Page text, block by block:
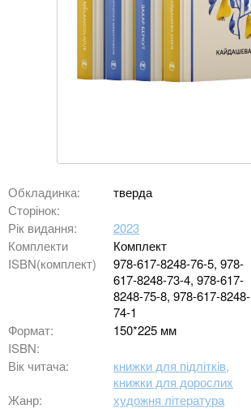
Обкладинка:
тверда
Сторінок:
Рік видання:
2023
Комплекти
Комплект
ISBN(комплект)
978-617-8248-76-5, 978-
617-8248-73-4, 978-617-
8248-75-8, 978-617-8248-
74-1
Формат:
150*225 мм
ISBN:
Вік читача:
книжки для підлітків,
книжки для дорослих
Жанр:
художня література